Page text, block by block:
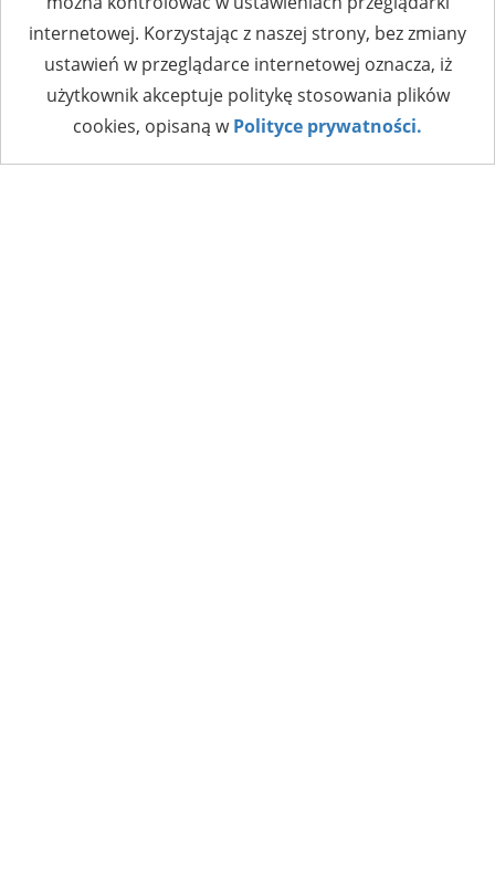
internetowej. Korzystając z naszej strony, bez zmiany
ustawień w przeglądarce internetowej oznacza, iż
użytkownik akceptuje politykę stosowania plików
cookies, opisaną wPolityce prywatności.